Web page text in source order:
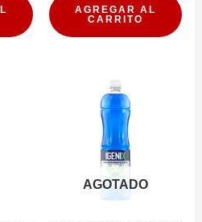
FLORAL
500ML
500ML
AGREGAR AL
CARRITO
AGOTADO